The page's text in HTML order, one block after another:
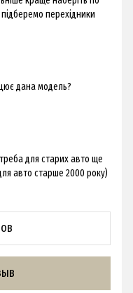
перехідники
дана модель?
для старих авто ще
авто старше 2000 року)